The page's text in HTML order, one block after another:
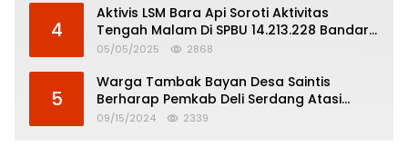
4
Aktivis LSM Bara Api Soroti Aktivitas
Tengah Malam Di SPBU 14.213.228 Bandar
Tinggi
05/05/2025 2868
5
Warga Tambak Bayan Desa Saintis
Berharap Pemkab Deli Serdang Atasi
Banjir
09/15/2024 2339